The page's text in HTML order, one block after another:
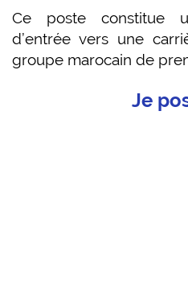
Ce poste constitue
d’entrée vers une
groupe marocain de
Je